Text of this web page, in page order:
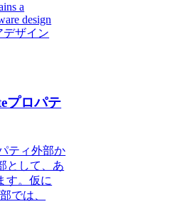
a
design
デザイン
プロパテ
ティ外部か
として、あ
す。仮に
では、